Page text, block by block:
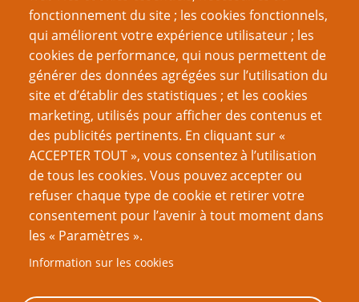
fonctionnement du site ; les cookies fonctionnels,
qui améliorent votre expérience utilisateur ; les
cookies de performance, qui nous permettent de
générer des données agrégées sur l’utilisation du
site et d’établir des statistiques ; et les cookies
marketing, utilisés pour afficher des contenus et
des publicités pertinents. En cliquant sur «
ACCEPTER TOUT », vous consentez à l’utilisation
de tous les cookies. Vous pouvez accepter ou
refuser chaque type de cookie et retirer votre
consentement pour l’avenir à tout moment dans
les « Paramètres ».
Information sur les cookies
Recherche
Nom d'utilisateur
Mot de passe